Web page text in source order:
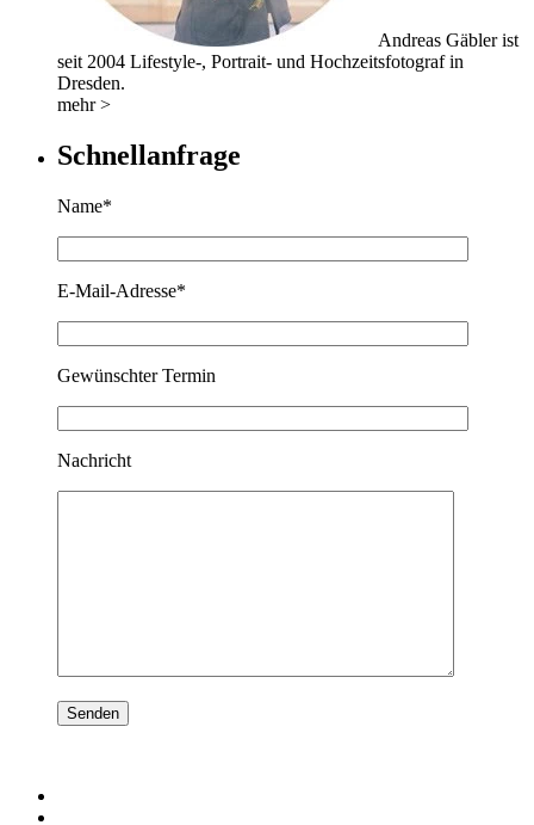
Andreas Gäbler ist
seit 2004 Lifestyle-, Portrait- und Hochzeitsfotograf in
Dresden.
mehr >
Schnellanfrage
Name*
E-Mail-Adresse*
Gewünschter Termin
Nachricht